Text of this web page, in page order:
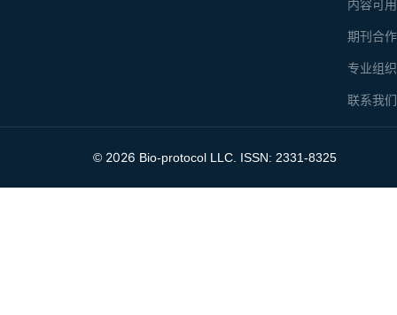
内容可
期刊合
专业组
联系我们
© 2026 Bio-protocol LLC. ISSN: 2331-8325